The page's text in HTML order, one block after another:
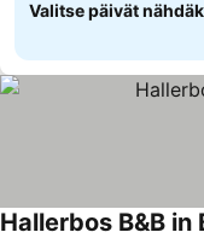
Valitse päivät
Hallerbos B&B in